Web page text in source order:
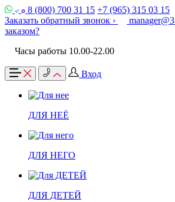
8 (800) 700 31 15 +7 (965) 315 03 15
Заказать обратный звонок ›
заказом?
Часы работы 10.00-22.00
Вход
ДЛЯ НЕЁ
ДЛЯ НЕГО
ДЛЯ ДЕТЕЙ